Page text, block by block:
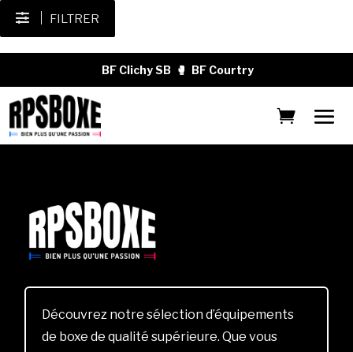
FILTRER
BF Clichy SB 🥊 BF Courtry
Découvrez notre sélection d’équipements
de boxe de qualité supérieure. Que vous